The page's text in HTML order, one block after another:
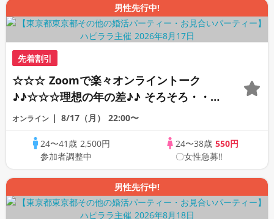
男性先行中!
先着割引
☆☆☆ Zoomで楽々オンライントーク
♪♪☆☆☆理想の年の差♪♪ そろそろ・・・
素敵な恋人見つけたい♪ ♪☆カジュアルな
行あり♪♪
オンライン 8/17（月） 22:00〜
24〜41歳 2,500円
参加者調整中
24〜38歳 550円
〇女性急募‼
男性先行中!